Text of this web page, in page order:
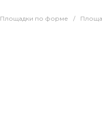
Площадки по форме /